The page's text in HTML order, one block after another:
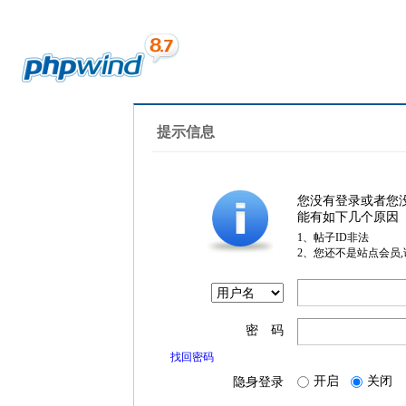
提示信息
您没有登录或者您
能有如下几个原因
1、帖子ID非法
2、您还不是站点会员
密 码
找回密码
隐身登录 开启 关闭